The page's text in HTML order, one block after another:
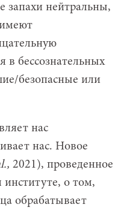
запахи нейтральны,
в бессознательных
безопасные или
нас
нас. Новое
2021), проведенное
о том,
обрабатывает